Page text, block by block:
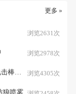
更多 »
浏览2631次
浏览2978次
急需防身利器？野外保护必备装备推荐，电击棒或辣椒水能拯救你 浏览4305次
狼喷雾